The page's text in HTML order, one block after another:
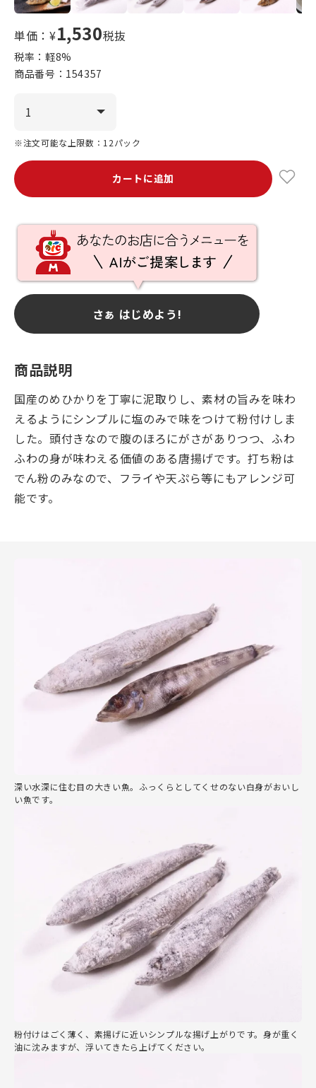
単価：¥1,530税抜
税率：軽8%
商品番号： 154357
※注文可能な上限数：12パック
カートに追加
さぁ はじめよう!
商品説明
国産のめひかりを丁寧に泥取りし、素材の旨みを味わ
えるようにシンプルに塩のみで味をつけて粉付けしま
した。頭付きなので腹のほろにがさがありつつ、ふわ
ふわの身が味わえる価値のある唐揚げです。打ち粉は
でん粉のみなので、フライや天ぷら等にもアレンジ可
能です。
深い水深に住む目の大きい魚。ふっくらとしてくせのない白身がおいし
い魚です。
粉付けはごく薄く、素揚げに近いシンプルな揚げ上がりです。身が重く
油に沈みますが、浮いてきたら上げてください。